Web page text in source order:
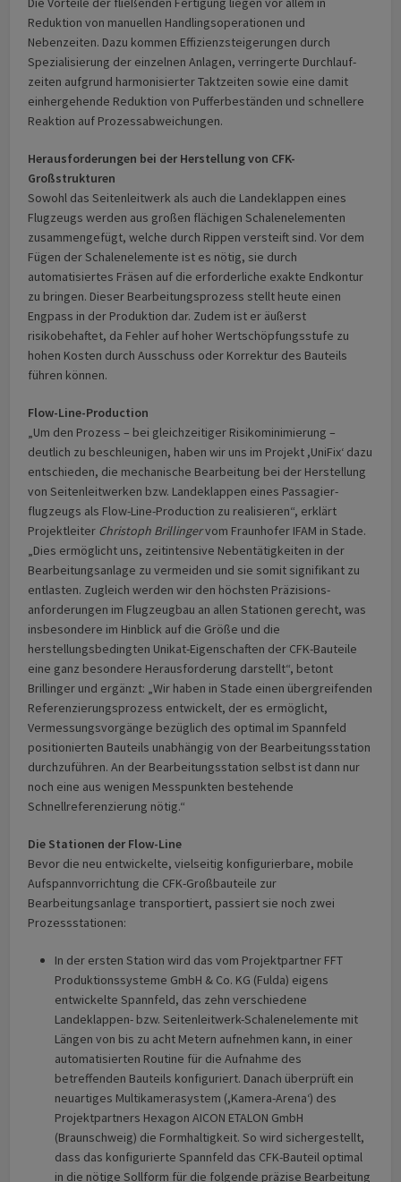
Reduktion von manuellen Hand­lingsoperationen und
Nebenzeiten. Dazu kommen Effizienzs­teigerungen durch
Speziali­sierung der einzelnen Anlagen, verringerte Durch­lauf­
zeiten aufgrund harmonisierter Takt­zeiten sowie eine damit
einhergehende Reduktion von Puffer­beständen und schnellere
Reaktion auf Prozess­abweichungen.
Herausforderungen bei der Herstellung von CFK-
Großstrukturen
Sowohl das Seitenleitwerk als auch die Landeklappen eines
Flugzeugs werden aus großen flächigen Schalenelementen
zusammengefügt, welche durch Rippen versteift sind. Vor dem
Fügen der Schalenelemente ist es nötig, sie durch
automatisiertes Fräsen auf die erforderliche exakte Endkontur
zu bringen. Dieser Bearbeitungsprozess stellt heute einen
Engpass in der Produktion dar. Zudem ist er äußerst
risikobehaftet, da Fehler auf hoher Wertschöpfungsstufe zu
hohen Kosten durch Ausschuss oder Korrektur des Bauteils
führen können.
Flow-Line-Production
„Um den Prozess – bei gleichzeitiger Risikominimierung –
deutlich zu beschleunigen, haben wir uns im Projekt ,UniFix‘ dazu
entschieden, die mechanische Bearbeitung bei der Herstellung
von Seitenleitwerken bzw. Landeklappen eines Passagier­
flugzeugs als Flow-Line-Production zu realisieren“, erklärt
Projektleiter Christoph Brillingervom Fraunhofer IFAM in Stade.
„Dies ermöglicht uns, zeitintensive Nebentätigkeiten in der
Bearbeitungs­anlage zu vermeiden und sie somit signifikant zu
entlasten. Zugleich werden wir den höchsten Präzisions­
anforderungen im Flugzeugbau an allen Stationen gerecht, was
insbesondere im Hinblick auf die Größe und die
herstellungsbedingten Unikat-Eigen­schaf­ten der CFK-Bauteile
eine ganz besondere Herausforderung darstellt“, betont
Brillinger und ergänzt: „Wir haben in Stade einen übergreifenden
Referenzierungs­prozess entwickelt, der es ermöglicht,
Vermessungs­vorgänge bezüglich des optimal im Spannfeld
positionier­ten Bauteils unabhängig von der Bearbeitungs­station
durchzuführen. An der Bearbeitungs­station selbst ist dann nur
noch eine aus wenigen Messpunkten bestehende
Schnellreferenzierung nötig.“
Die Stationen der Flow-Line
Bevor die neu entwickelte, vielseitig konfigurierbare, mobile
Aufspannvorrichtung die CFK-Großbauteile zur
Bearbeitungsanlage transportiert, passiert sie noch zwei
Prozess­stationen:
In der ersten Station wird das vom Projektpartner FFT
Produktionssysteme GmbH & Co. KG (Fulda) eigens
entwickelte Spannfeld, das zehn verschiedene
Landeklappen- bzw. Seitenleitwerk-Schalenelemente mit
Längen von bis zu acht Metern aufnehmen kann, in einer
automatisierten Routine für die Aufnahme des
betreffenden Bauteils konfiguriert. Danach überprüft ein
neuartiges Multikamerasystem (,Kamera-Arena‘) des
Projektpartners Hexagon AICON ETALON GmbH
(Braunschweig) die Form­haltig­keit. So wird sichergestellt,
dass das konfigurierte Spannfeld das CFK-Bauteil optimal
in die nötige Sollform für die folgende präzise Bearbeitung